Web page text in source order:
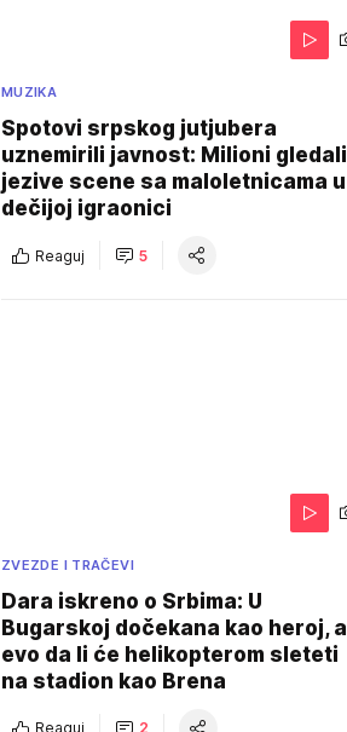
MUZIKA
Spotovi srpskog jutjubera
uznemirili javnost: Milioni gledali
jezive scene sa maloletnicama u
dečijoj igraonici
Reaguj 5
ZVEZDE I TRAČEVI
Dara iskreno o Srbima: U
Bugarskoj dočekana kao heroj, a
evo da li će helikopterom sleteti
na stadion kao Brena
Reaguj 2